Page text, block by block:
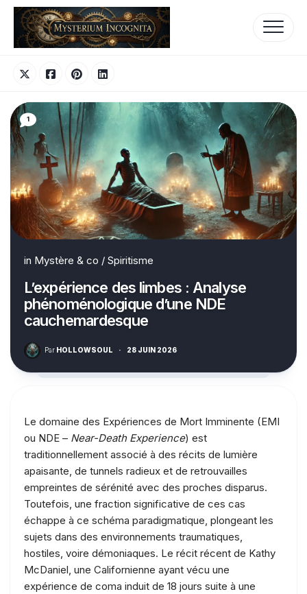
Skip
content
1
in Mystère & co / Spiritisme
L’expérience des limbes : Analyse
phénoménologique d’une NDE
cauchemardesque
Par HOLLOWSOUL · 28 JUIN 2026
Le domaine des Expériences de Mort Imminente (EMI
ou NDE – Near-Death Experience) est
traditionnellement associé à des récits de lumière
apaisante, de tunnels radieux et de retrouvailles
empreintes de sérénité avec des proches disparus.
Toutefois, une fraction significative de ces cas
échappe à ce schéma paradigmatique, plongeant les
sujets dans des environnements traumatiques,
hostiles, voire démoniaques. Le récit récent de Kathy
McDaniel, une Californienne ayant vécu une
expérience de coma induit de 18 jours suite à une